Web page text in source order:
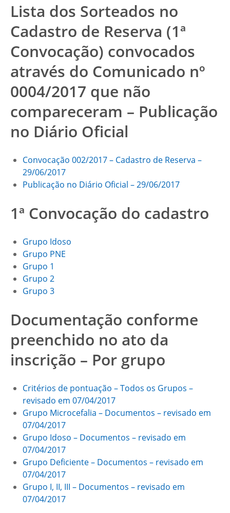
Lista dos Sorteados no
Cadastro de Reserva (1ª
Convocação) convocados
através do Comunicado nº
0004/2017 que não
compareceram – Publicação
no Diário Oficial
Convocação 002/2017 – Cadastro de Reserva –
29/06/2017
Publicação no Diário Oficial – 29/06/2017
1ª Convocação do cadastro
Grupo Idoso
Grupo PNE
Grupo 1
Grupo 2
Grupo 3
Documentação conforme
preenchido no ato da
inscrição – Por grupo
Critérios de pontuação – Todos os Grupos –
revisado em 07/04/2017
Grupo Microcefalia – Documentos – revisado em
07/04/2017
Grupo Idoso – Documentos – revisado em
07/04/2017
Grupo Deficiente – Documentos – revisado em
07/04/2017
Grupo I, II, III – Documentos – revisado em
07/04/2017